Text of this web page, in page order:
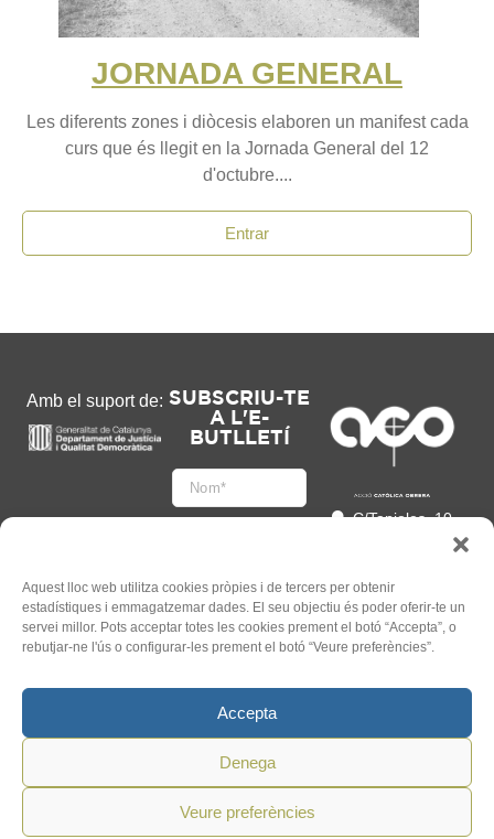
Aquest lloc web utilitza cookies pròpies i de tercers per obtenir
estadístiques i emmagatzemar dades. El seu objectiu és poder oferir-te un
servei millor. Pots acceptar totes les cookies prement el botó “Accepta”, o
rebutjar-ne l'ús o configurar-les prement el botó “Veure preferències”.
Accepta
Denega
Veure preferències
JORNADA GENERAL
Les diferents zones i diòcesis elaboren un manifest cada
curs que és llegit en la Jornada General del 12
d'octubre....
Entrar
Amb el suport de: SUBSCRIU-TE
A L'E-
BUTLLETÍ
Accepto
l'Informació legal
C/Tapioles, 10
93 505 86 86
hola@acocat.org
2026 ACO. Tots els Drets